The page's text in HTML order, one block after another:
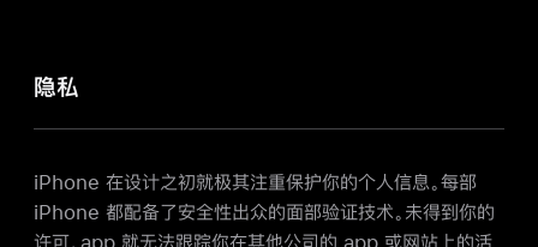
隐私
iPhone 在设计之初就极其注重保护你的个人信息。每部
iPhone 都配备了安全性出众的面部验证技术。未得到你的
许可，app 就无法跟踪你在其他公司的 app 或网站上的活